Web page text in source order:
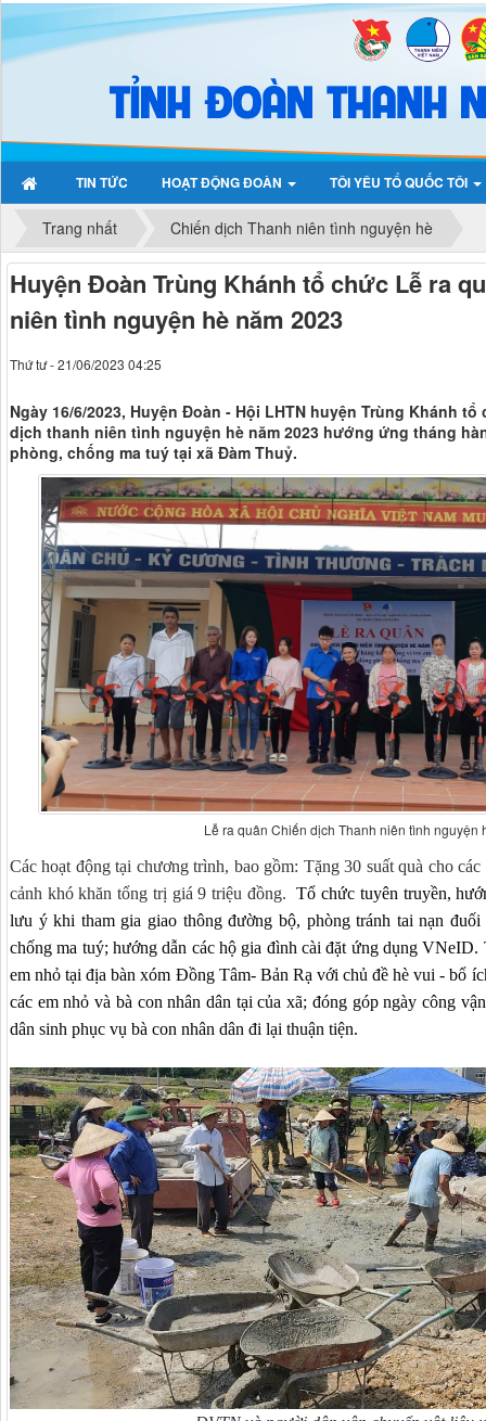
TIN TỨC HOẠT ĐỘNG ĐOÀN TÔI YÊU TỔ QUỐC TÔI
Trang nhất Chiến dịch Thanh niên tình nguyện hè
Huyện Đoàn Trùng Khánh tổ chức Lễ ra
niên tình nguyện hè năm 2023
Thứ tư - 21/06/2023 04:25
Ngày 16/6/2023, Huyện Đoàn - Hội LHTN huyện Trùng Khánh
dịch thanh niên tình nguyện hè năm 2023 hướng ứng tháng
phòng, chống ma tuý tại xã Đàm Thuỷ.
Lễ ra quân Chiến dịch Thanh niên tình nguyện
Các hoạt động tại chương trình, bao gồm: Tặng 30 suất quà cho
cảnh khó khăn tổng trị giá 9 triệu đồng.Tổ chức tuyên truyền,
lưu ý khi tham gia giao thông đường bộ, phòng tránh tai nạn
chống ma tuý; hướng dẫn các hộ gia đình cài đặt ứng dụng
em nhỏ tại địa bàn xóm Đồng Tâm- Bản Rạ với chủ đề hè vui - bổ
các em nhỏ và bà con nhân dân tại của xã; đóng góp ngày công
dân sinh phục vụ bà con nhân dân đi lại thuận tiện.